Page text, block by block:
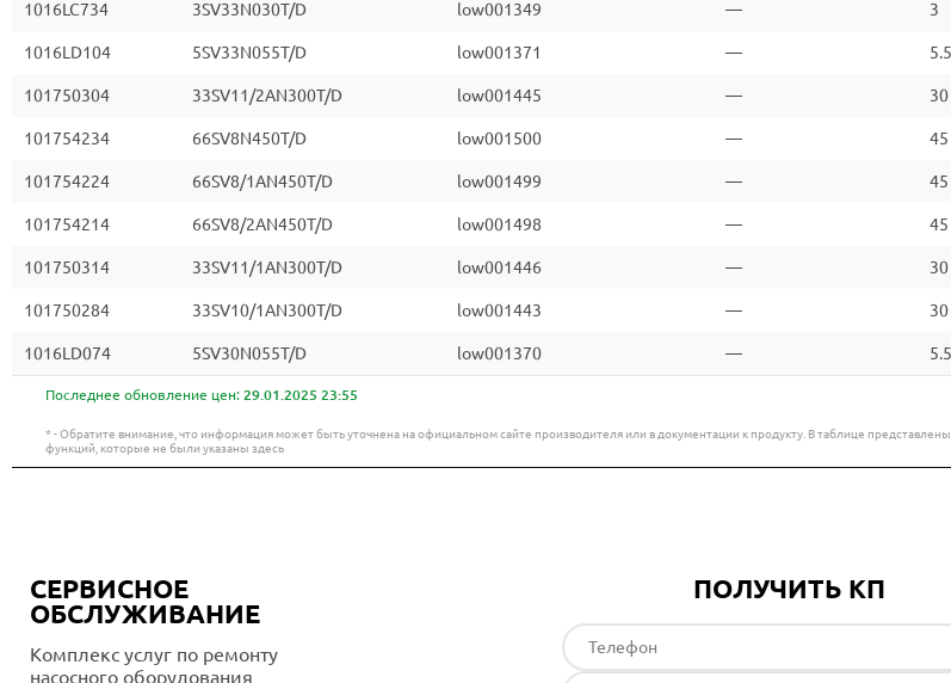
1016LC734 3SV33N030T/D low001349 — 3
1016LD104 5SV33N055T/D low001371 — 5.5
101750304 33SV11/2AN300T/D low001445 — 30
101754234 66SV8N450T/D low001500 — 45
101754224 66SV8/1AN450T/D low001499 — 45
101754214 66SV8/2AN450T/D low001498 — 45
101750314 33SV11/1AN300T/D low001446 — 30
101750284 33SV10/1AN300T/D low001443 — 30
1016LD074 5SV30N055T/D low001370 — 5.5
Последнее обновление цен: 29.01.2025 23:55
* - Обратите внимание, что информация может быть уточнена на официальном сайте производителя или в документации к продукту. В таблице
функций, которые не были указаны здесь
СЕРВИСНОЕ
ОБСЛУЖИВАНИЕ
Комплекс услуг по ремонту
насосного оборудования
ПОЛУЧИТЬ КП